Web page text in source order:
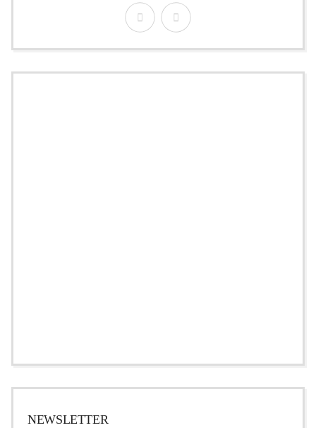
NEWSLETTER